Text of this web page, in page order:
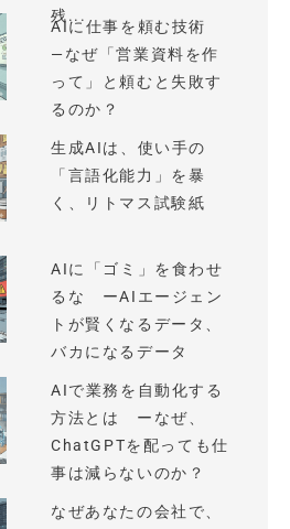
残...
AIに仕事を頼む技術
—なぜ「営業資料を作
って」と頼むと失敗す
るのか？
生成AIは、使い手の
「言語化能力」を暴
く、リトマス試験紙
AIに「ゴミ」を食わせ
るな ーAIエージェン
トが賢くなるデータ、
バカになるデータ
AIで業務を自動化する
方法とは ーなぜ、
ChatGPTを配っても仕
事は減らないのか？
なぜあなたの会社で、